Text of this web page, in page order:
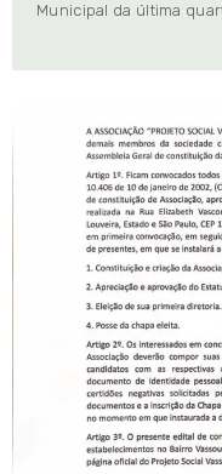
Municipal da última